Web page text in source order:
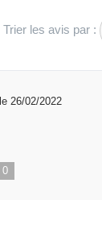
Trier les avis par :
26/02/2022
0